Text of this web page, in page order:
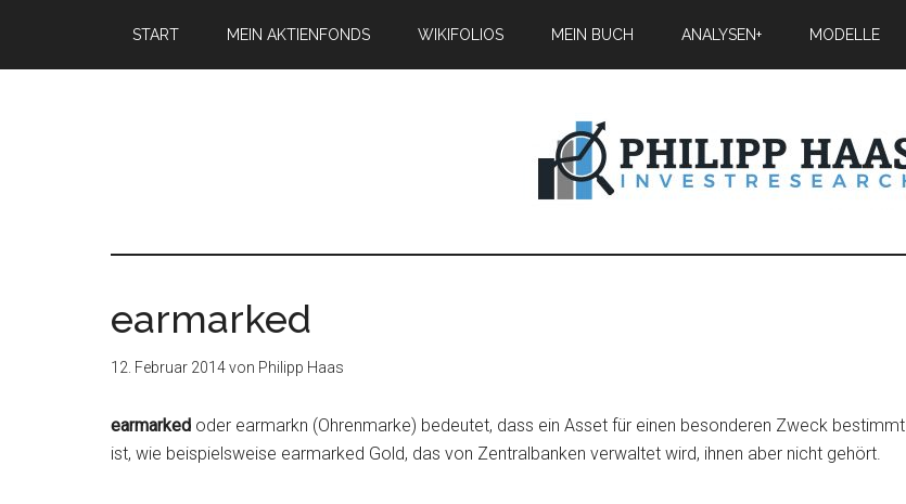
START MEIN AKTIENFONDS WIKIFOLIOS MEIN BUCH ANALYSEN+ MODELLE
earmarked
12. Februar 2014von Philipp Haas
earmarked oder earmarkn (Ohrenmarke) bedeutet, dass ein Asset für einen besonderen Zweck bestimmt
ist, wie beispielsweise earmarked Gold, das von Zentralbanken verwaltet wird, ihnen aber nicht gehört.